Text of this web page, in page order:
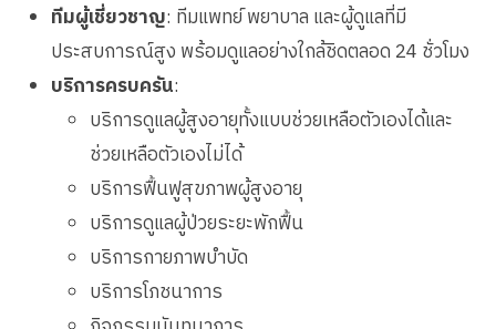
ทีมผู้เชี่ยวชาญ: ทีมแพทย์ พยาบาล และผู้ดูแลที่มี
ประสบการณ์สูง พร้อมดูแลอย่างใกล้ชิดตลอด 24 ชั่วโมง
บริการครบครัน:
บริการดูแลผู้สูงอายุทั้งแบบช่วยเหลือตัวเองได้และ
ช่วยเหลือตัวเองไม่ได้
บริการฟื้นฟูสุขภาพผู้สูงอายุ
บริการดูแลผู้ป่วยระยะพักฟื้น
บริการกายภาพบำบัด
บริการโภชนาการ